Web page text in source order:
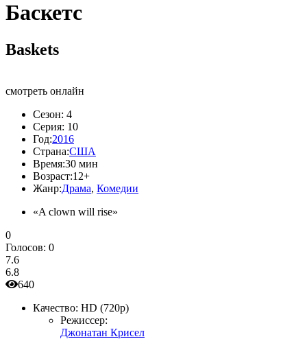
Баскетс
Baskets
смотреть онлайн
Сезон: 4
Серия: 10
Год:2016
Страна:США
Время:30 мин
Возраст:12+
Жанр:Драма, Комедии
«A clown will rise»
0
Голосов: 0
7.6
6.8
640
Качество: HD (720p)
Режиссер:
Джонатан Крисел